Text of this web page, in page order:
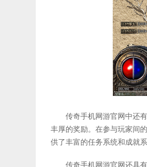
传奇手机网游官网中还
丰厚的奖励。在参与玩家间
供了丰富的任务系统和成就
传奇手机网游官网还具